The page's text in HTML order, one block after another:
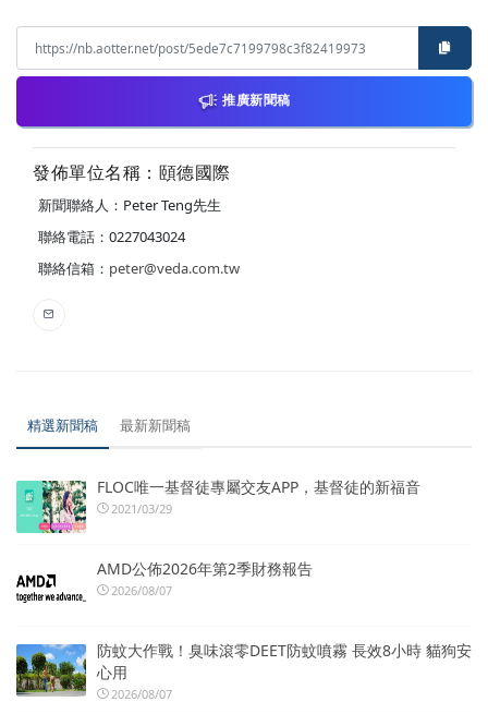
推廣新聞稿
發佈單位名稱：頤德國際
新聞聯絡人：Peter Teng先生
聯絡電話：0227043024
聯絡信箱： peter@veda.com.tw
精選新聞稿 最新新聞稿
FLOC唯一基督徒專屬交友APP，基督徒的新福音
2021/03/29
AMD公佈2026年第2季財務報告
2026/08/07
防蚊大作戰！臭味滾零DEET防蚊噴霧 長效8小時 貓狗安
心用
2026/08/07